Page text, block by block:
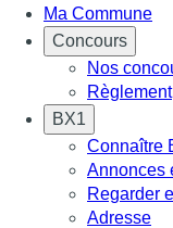
Ma Commune
Concours
Nos
Règlement
BX1
Connaître
Annonces
Regarder
Adresse